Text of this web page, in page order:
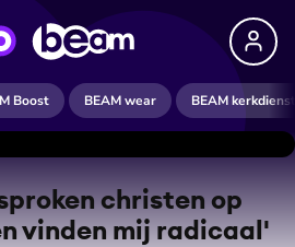
Boost BEAM wear BEAM kerkdienst
christen op
vinden mij radicaal'